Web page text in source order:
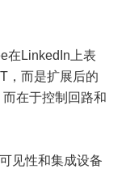
在LinkedIn上表
，而是扩展后的
在于控制回路和
见性和集成设备